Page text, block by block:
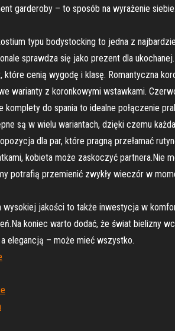
garderoby – to sposób na wyrażenie siebie.
typu bodystocking to jedna z
sprawdza się jako prezent dla
cenią wygodę i klasę. Romantyczna
warianty z koronkowymi wstawkami.
komplety do spania to idealne połączenie
są w wielu wariantach, dzięki czemu
dla par, które pragną przełamać
kobieta może zaskoczyć partnera.Nie
potrafią przemienić zwykły wieczór w
wysokiej jakości to także inwestycja w
koniec warto dodać, że świat bielizny
elegancją – może mieć wszystko.